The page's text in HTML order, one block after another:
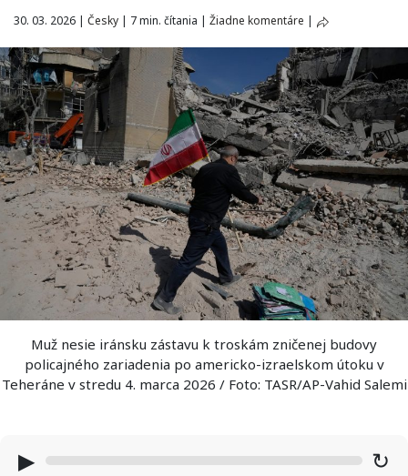
30. 03. 2026 | Česky | 7 min. čítania | Žiadne komentáre |
Muž nesie iránsku zástavu k troskám zničenej budovy
policajného zariadenia po americko-izraelskom útoku v
Teheráne v stredu 4. marca 2026 / Foto: TASR/AP-Vahid Salemi
▶ ↻